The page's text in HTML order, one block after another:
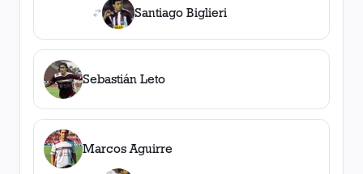
Santiago Biglieri
Sebastián Leto
Marcos Aguirre